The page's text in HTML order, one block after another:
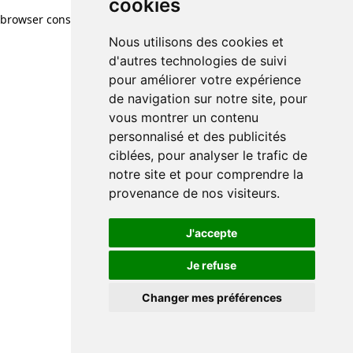
cookies
Nous utilisons des cookies et
d'autres technologies de suivi
pour améliorer votre expérience
de navigation sur notre site, pour
vous montrer un contenu
personnalisé et des publicités
ciblées, pour analyser le trafic de
notre site et pour comprendre la
provenance de nos visiteurs.
J'accepte
Je refuse
Changer mes préférences
browser console for more information)